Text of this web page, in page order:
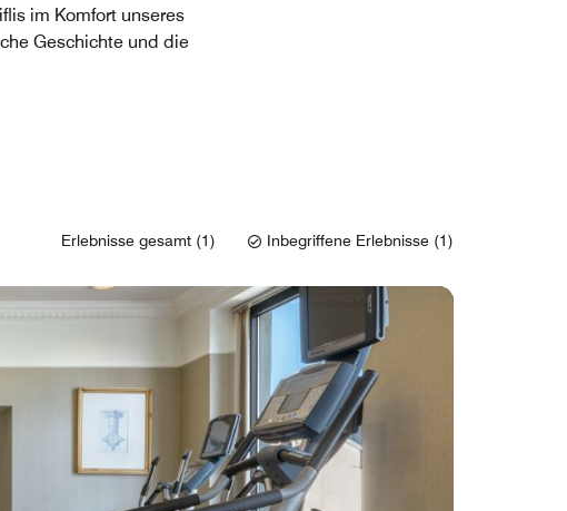
im Komfort unseres
Geschichte und die
Erlebnisse gesamt (1) Inbegriffene Erlebnisse (1)